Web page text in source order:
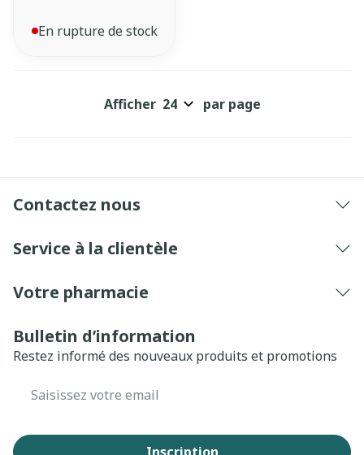
En rupture de stock
Afficher par page
Contactez nous
Service à la clientèle
Votre pharmacie
Bulletin d’information
Restez informé des nouveaux produits et promotions